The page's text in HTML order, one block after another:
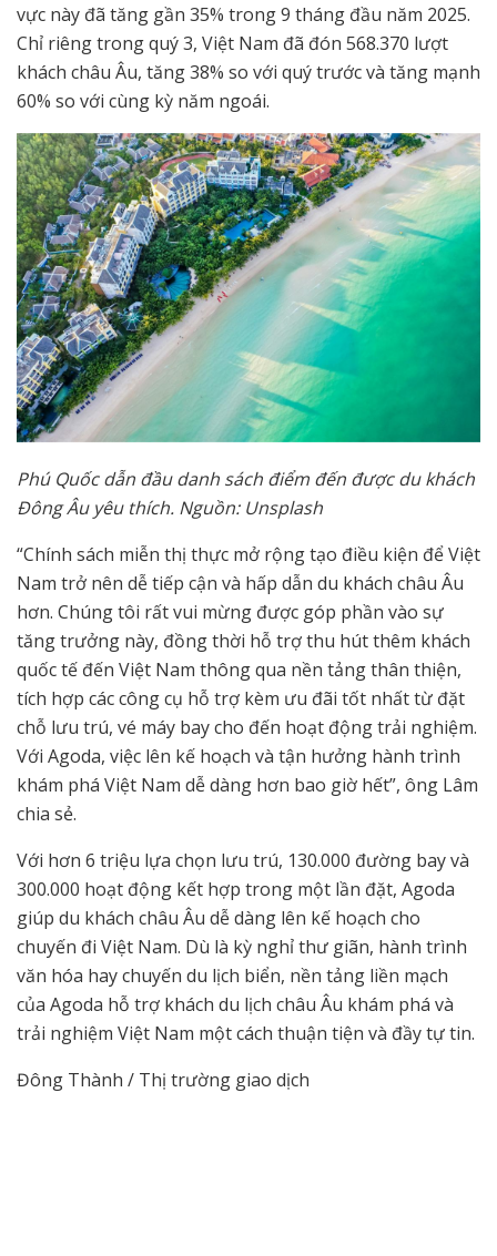
vực này đã tăng gần 35% trong 9 tháng đầu năm 2025.
Chỉ riêng trong quý 3, Việt Nam đã đón 568.370 lượt
khách châu Âu, tăng 38% so với quý trước và tăng mạnh
60% so với cùng kỳ năm ngoái.
Phú Quốc dẫn đầu danh sách điểm đến được du khách
Đông Âu yêu thích. Nguồn: Unsplash
“Chính sách miễn thị thực mở rộng tạo điều kiện để Việt
Nam trở nên dễ tiếp cận và hấp dẫn du khách châu Âu
hơn. Chúng tôi rất vui mừng được góp phần vào sự
tăng trưởng này, đồng thời hỗ trợ thu hút thêm khách
quốc tế đến Việt Nam thông qua nền tảng thân thiện,
tích hợp các công cụ hỗ trợ kèm ưu đãi tốt nhất từ đặt
chỗ lưu trú, vé máy bay cho đến hoạt động trải nghiệm.
Với Agoda, việc lên kế hoạch và tận hưởng hành trình
khám phá Việt Nam dễ dàng hơn bao giờ hết”, ông Lâm
chia sẻ.
Với hơn 6 triệu lựa chọn lưu trú, 130.000 đường bay và
300.000 hoạt động kết hợp trong một lần đặt, Agoda
giúp du khách châu Âu dễ dàng lên kế hoạch cho
chuyến đi Việt Nam. Dù là kỳ nghỉ thư giãn, hành trình
văn hóa hay chuyến du lịch biển, nền tảng liền mạch
của Agoda hỗ trợ khách du lịch châu Âu khám phá và
trải nghiệm Việt Nam một cách thuận tiện và đầy tự tin.
Đông Thành / Thị trường giao dịch